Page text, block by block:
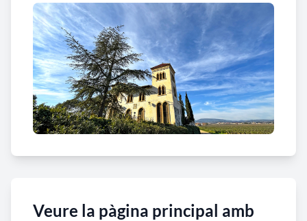
Veure la pàgina principal amb